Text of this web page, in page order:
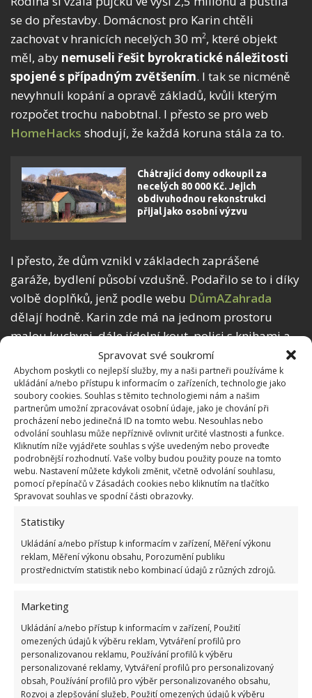
Spravovat své soukromí
Abychom poskytli co nejlepší služby, my a naši partneři používáme k
ukládání a/nebo přístupu k informacím o zařízeních, technologie jako
soubory cookies. Souhlas s těmito technologiemi nám a našim
partnerům umožní zpracovávat osobní údaje, jako je chování při
procházení nebo jedinečná ID na tomto webu. Nesouhlas nebo
odvolání souhlasu může nepříznivě ovlivnit určité vlastnosti a funkce.
Kliknutím níže vyjádřete souhlas s výše uvedeným nebo proveďte
podrobnější rozhodnutí. Vaše volby budou použity pouze na tomto
webu. Nastavení můžete kdykoli změnit, včetně odvolání souhlasu,
pomocí přepínačů v Zásadách cookies nebo kliknutím na tlačítko
Spravovat souhlas ve spodní části obrazovky.
Statistiky
Ukládání a/nebo přístup k informacím v zařízení, Měření výkonu
reklam, Měření výkonu obsahu, Porozumění publiku
prostřednictvím statistik nebo kombinací údajů z různých zdrojů.
Marketing
Ukládání a/nebo přístup k informacím v zařízení, Použití
omezených údajů k výběru reklam, Vytváření profilů pro
personalizovanou reklamu, Používání profilů k výběru
personalizované reklamy, Vytváření profilů pro personalizovaný
obsah, Používání profilů pro výběr personalizovaného obsahu,
Rozvoj a zlepšování služeb, Použití omezených údajů k výběru
se do přestavby. Domácnost pro Karin chtěli
zachovat v hranicích necelých 30 m2, které objekt
měl, aby nemuseli řešit byrokratické náležitosti
spojené s případným zvětšením. I tak se nicméně
nevyhnuli kopání a opravě základů, kvůli kterým
rozpočet trochu nabobtnal. I přesto se pro web
HomeHacks shodují, že každá koruna stála za to.
Chátrající domy odkoupil za
necelých 80 000 Kč. Jejich
obdivuhodnou rekonstrukci
přijal jako osobní výzvu
I přesto, že dům vznikl v základech zaprášené
garáže, bydlení působí vzdušně. Podařilo se to i díky
volbě doplňků, jenž podle webu DůmAZahrada
dělají hodně. Karin zde má na jednom prostoru
malou kuchyni, dále jídelní kout, polici s knihami a
gramofonovými deskami a pohovku. Stranou je pak
postel a oddělená koupelna se sprchou.